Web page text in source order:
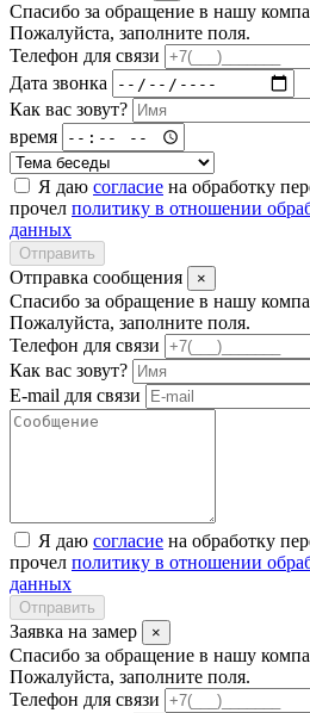
Спасибо за обращение в нашу
Пожалуйста, заполните поля.
Телефон для связи
Дата звонка
Как вас зовут?
время
Я даю согласие на обработку
прочел политику в отношении
данных
Отправить
Отправка сообщения ×
Спасибо за обращение в нашу
Пожалуйста, заполните поля.
Телефон для связи
Как вас зовут?
E-mail для связи
Я даю согласие на обработку
прочел политику в отношении
данных
Отправить
Заявка на замер ×
Спасибо за обращение в нашу
Пожалуйста, заполните поля.
Телефон для связи